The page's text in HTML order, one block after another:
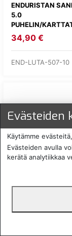
ENDURISTAN
5.0
PUHELIN/
10"
34,90 €
END-LUTA-507-10
ENDURISTAN
Evästeiden
Käytämme
Evästeiden avulla
kerätä analytiikkaa